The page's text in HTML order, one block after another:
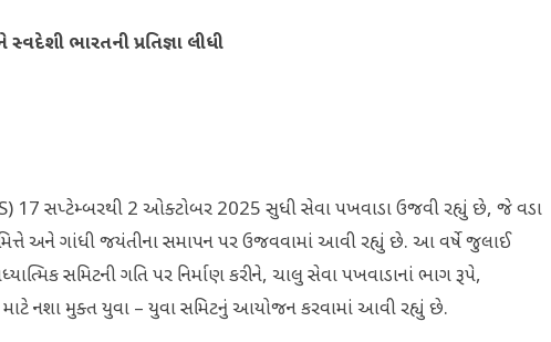
ભારતની પ્રતિજ્ઞા લીધી
17 સપ્ટેમ્બરથી 2 ઓક્ટોબર 2025 સુધી સેવા પખવાડા ઉજવી રહ્યું છે, જે વડા
નિમિત્તે અને ગાંધી જયંતીના સમાપન પર ઉજવવામાં આવી રહ્યું છે. આ વર્ષે જુલાઈ
સમિટની ગતિ પર નિર્માણ કરીને, ચાલુ સેવા પખવાડાનાં ભાગ રૂપે,
નશા મુક્ત યુવા – યુવા સમિટનું આયોજન કરવામાં આવી રહ્યું છે.